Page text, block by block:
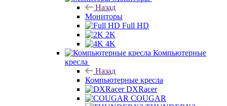
Назад
Мониторы
Full HD
2K
4K
Компьютерные
кресла
Назад
Компьютерные кресла
DXRacer
COUGAR